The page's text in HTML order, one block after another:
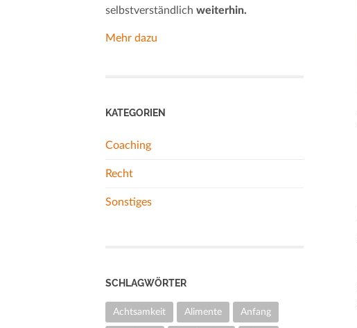
selbstverständlich weiterhin.
Mehr dazu
KATEGORIEN
Coaching
Recht
Sonstiges
SCHLAGWÖRTER
Achtsamkeit Alimente Anfang